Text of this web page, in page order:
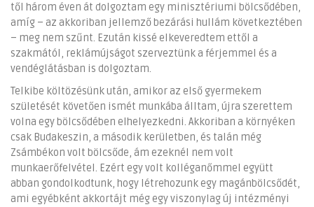
től három éven át dolgoztam egy minisztériumi bölcsődében,
amíg – az akkoriban jellemző bezárási hullám következtében
– meg nem szűnt. Ezután kissé elkeveredtem ettől a
szakmától, reklámújságot szerveztünk a férjemmel és a
vendéglátásban is dolgoztam.
Telkibe költözésünk után, amikor az első gyermekem
születését követően ismét munkába álltam, újra szerettem
volna egy bölcsődében elhelyezkedni. Akkoriban a környéken
csak Budakeszin, a második kerületben, és talán még
Zsámbékon volt bölcsőde, ám ezeknél nem volt
munkaerőfelvétel. Ezért egy volt kolléganőmmel együtt
abban gondolkodtunk, hogy létrehozunk egy magánbölcsődét,
ami egyébként akkortájt még egy viszonylag új intézményi